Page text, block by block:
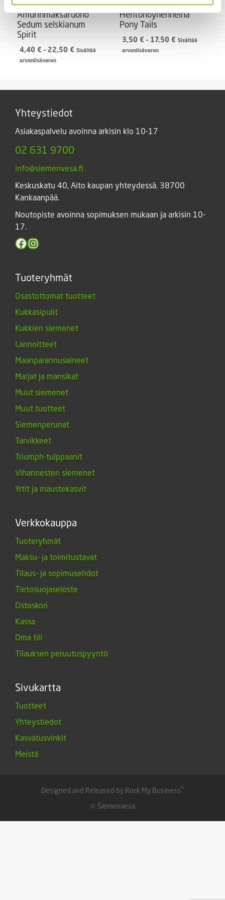
Amurinmaksaruoho
Sedum selskianum
Spirit
4,40 € – 22,50 € Hintaluokka:
Sisältää
arvonlisäveron
Hentohöyhenheinä
Pony Tails
3,50 € – 17,50 € Hintaluokka:
Sisältää
arvonlisäveron
Yhteystiedot
Asiakaspalvelu avoinna arkisin klo 10-17
02 631 9700
info@siemenvesa.fi
Keskuskatu 40, Aito kaupan yhteydessä. 38700
Kankaanpää.
Noutopiste avoinna sopimuksen mukaan ja arkisin 10-
17.
Facebook
Instagram
Tuoteryhmät
Osastottomat tuotteet
Kukkasipulit
Kukkien siemenet
Lannoitteet
Maanparannusaineet
Marjat ja mansikat
Muut siemenet
Muut tuotteet
Siemenperunat
Tarvikkeet
Triumph-tulppaanit
Vihannesten siemenet
Yrtit ja maustekasvit
Verkkokauppa
Tuoteryhmät
Maksu- ja toimitustavat
Tilaus- ja sopimusehdot
Tietosuojaseloste
Ostoskori
Kassa
Oma tili
Tilauksen peruutuspyyntö
Sivukartta
Tuotteet
Yhteystiedot
Kasvatusvinkit
Meistä
Designed and Released by Rock My Business®
© Siemenvesa